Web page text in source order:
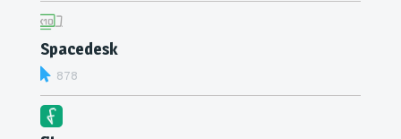
Spacedesk
878